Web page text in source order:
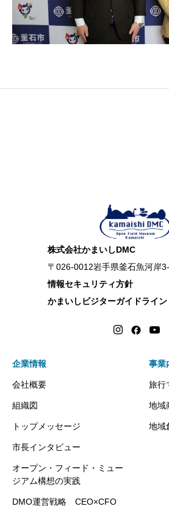
株式会社かまいしDMC
〒026-0012岩手県釜石魚河岸
情報セキュリティ方針
かまいしビジターガイドライン
企業情報
会社概要
組織図
トップメッセージ
市長インタビュー
オープン・フィード・ミュー
ジアム構想の実践
DMO運営戦略 CEO×CFO
事業
旅行
地域
地域